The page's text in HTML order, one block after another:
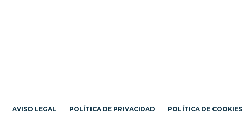
AVISO LEGAL POLÍTICA DE PRIVACIDAD POLÍTICA DE COOKIES